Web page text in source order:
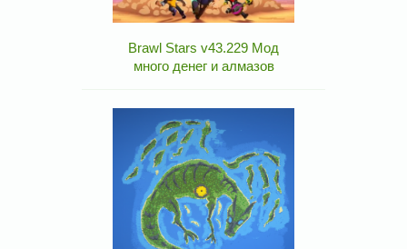
Brawl Stars v43.229 Мод
много денег и алмазов